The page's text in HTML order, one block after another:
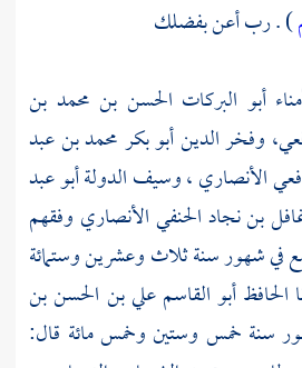
) . رب أعن بفضلك
أبو البركات الحسن بن محمد بن
وفخر الدين أبو بكر محمد بن عبد
الأنصاري ،وسيف الدولة أبو عبد
بن نجاد الحنفي الأنصاري وفقهم
في شهور سنة ثلاث وعشرين وستمائة
الحافظ أبو القاسم علي بن الحسن بن
سنة خمس وستين وخمس مائة قال: